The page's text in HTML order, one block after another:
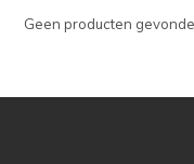
Geen producten